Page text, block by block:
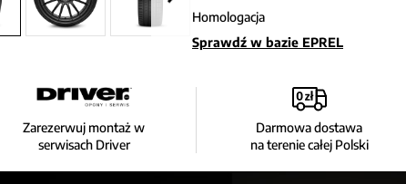
Homologacja
Sprawdź w bazie EPREL
Zarezerwuj montaż w
serwisach Driver
Darmowa dostawa
na terenie całej Polski